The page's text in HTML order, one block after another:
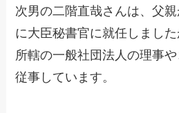
次男の二階直哉さんは、父
に大臣秘書官に就任しまし
所轄の一般社団法人の理事
従事しています。